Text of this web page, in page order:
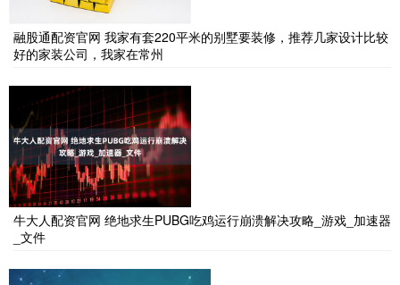
融股通配资官网 我家有套220平米的别墅要装修，推荐几家设计比较
好的家装公司，我家在常州
牛大人配资官网 绝地求生PUBG吃鸡运行崩溃解决攻略_游戏_加速器
_文件